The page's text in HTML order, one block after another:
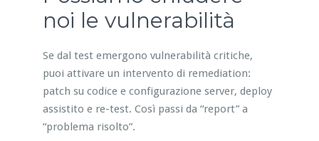
noi le vulnerabilità
Se dal test emergono vulnerabilità critiche,
puoi attivare un intervento di remediation:
patch su codice e configurazione server, deploy
assistito e re-test. Così passi da “report” a
“problema risolto”.